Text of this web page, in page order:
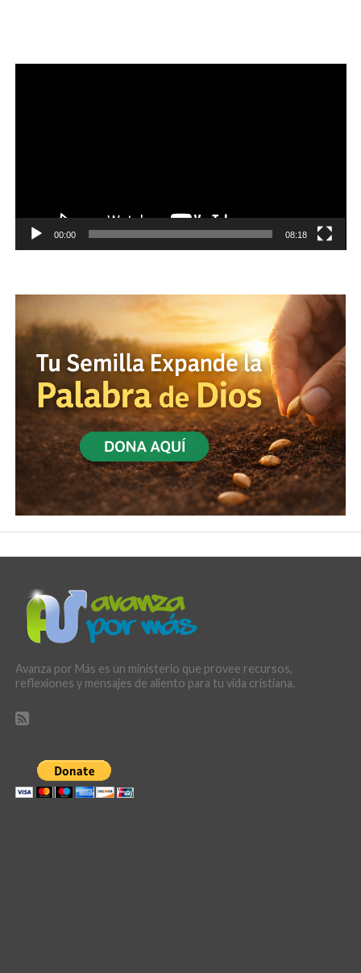
Reproductor
00:00 08:18
Avanza por Más es un ministerio que provee recursos,
reflexiones y mensajes de aliento para tu vida cristiana.